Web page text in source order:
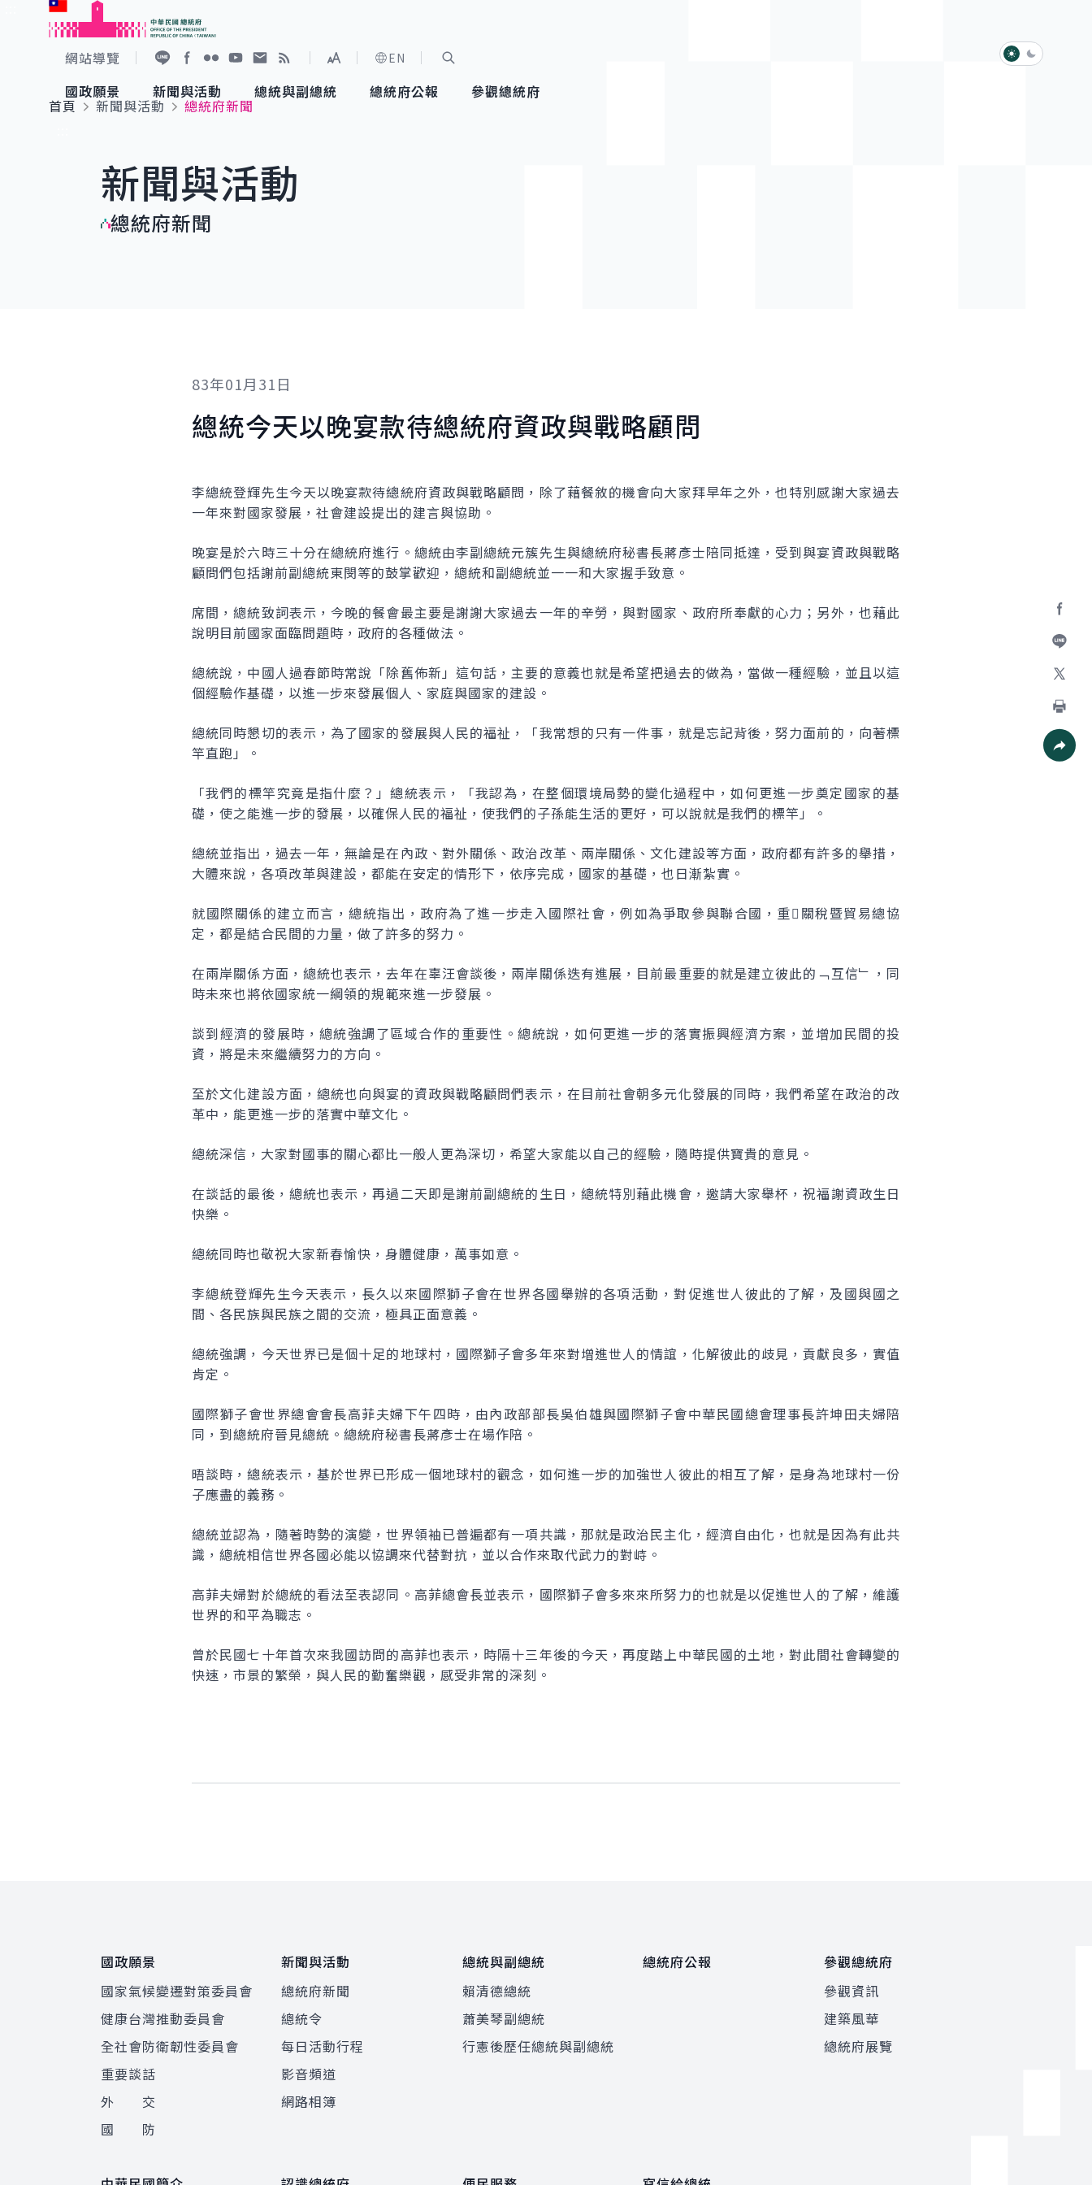
跳到主要內容
網站導覽
展開字級選單
EN
國政願景
國家氣候變遷對策委員會
重要談話
新聞與活動
總統府新聞
影音頻道
總統與副總統
賴清德總統
總統府公報 參觀總統府
參觀資訊
淺色模式
深色模式
首頁
新聞與活動
總統府新聞
新聞與活動
總統府新聞
加入好
列印
83年01月31日
總統今天以晚宴款待總統府資政與戰略顧問
李總統登輝先生今天以晚宴款待總統府資政與戰略顧問，除了藉餐敘的機會向大家拜早年之外，也特別感謝大家過去
一年來對國家發展，社會建設提出的建言與協助。
晚宴是於六時三十分在總統府進行。總統由李副總統元簇先生與總統府秘書長蔣彥士陪同抵達，受到與宴資政與戰略
顧問們包括謝前副總統東閔等的鼓掌歡迎，總統和副總統並一一和大家握手致意。
席間，總統致詞表示，今晚的餐會最主要是謝謝大家過去一年的辛勞，與對國家、政府所奉獻的心力；另外，也藉此
說明目前國家面臨問題時，政府的各種做法。
總統說，中國人過春節時常說「除舊佈新」這句話，主要的意義也就是希望把過去的做為，當做一種經驗，並且以這
個經驗作基礎，以進一步來發展個人、家庭與國家的建設。
總統同時懇切的表示，為了國家的發展與人民的福祉，「我常想的只有一件事，就是忘記背後，努力面前的，向著標
竿直跑」。
「我們的標竿究竟是指什麼？」總統表示，「我認為，在整個環境局勢的變化過程中，如何更進一步奠定國家的基
礎，使之能進一步的發展，以確保人民的福祉，使我們的子孫能生活的更好，可以說就是我們的標竿」。
總統並指出，過去一年，無論是在內政、對外關係、政治改革、兩岸關係、文化建設等方面，政府都有許多的舉措，
大體來說，各項改革與建設，都能在安定的情形下，依序完成，國家的基礎，也日漸紮實。
就國際關係的建立而言，總統指出，政府為了進一步走入國際社會，例如為爭取參與聯合國，重關稅暨貿易總協
定，都是結合民間的力量，做了許多的努力。
在兩岸關係方面，總統也表示，去年在辜汪會談後，兩岸關係迭有進展，目前最重要的就是建立彼此的﹁互信﹂，同
時未來也將依國家統一綱領的規範來進一步發展。
談到經濟的發展時，總統強調了區域合作的重要性。總統說，如何更進一步的落實振興經濟方案，並增加民間的投
資，將是未來繼續努力的方向。
至於文化建設方面，總統也向與宴的資政與戰略顧問們表示，在目前社會朝多元化發展的同時，我們希望在政治的改
革中，能更進一步的落實中華文化。
總統深信，大家對國事的關心都比一般人更為深切，希望大家能以自己的經驗，隨時提供寶貴的意見。
在談話的最後，總統也表示，再過二天即是謝前副總統的生日，總統特別藉此機會，邀請大家舉杯，祝福謝資政生日
快樂。
總統同時也敬祝大家新春愉快，身體健康，萬事如意。
李總統登輝先生今天表示，長久以來國際獅子會在世界各國舉辦的各項活動，對促進世人彼此的了解，及國與國之
間、各民族與民族之間的交流，極具正面意義。
總統強調，今天世界已是個十足的地球村，國際獅子會多年來對增進世人的情誼，化解彼此的歧見，貢獻良多，實值
肯定。
國際獅子會世界總會會長高菲夫婦下午四時，由內政部部長吳伯雄與國際獅子會中華民國總會理事長許坤田夫婦陪
同，到總統府晉見總統。總統府秘書長蔣彥士在場作陪。
晤談時，總統表示，基於世界已形成一個地球村的觀念，如何進一步的加強世人彼此的相互了解，是身為地球村一份
子應盡的義務。
總統並認為，隨著時勢的演變，世界領袖已普遍都有一項共識，那就是政治民主化，經濟自由化，也就是因為有此共
識，總統相信世界各國必能以協調來代替對抗，並以合作來取代武力的對峙。
高菲夫婦對於總統的看法至表認同。高菲總會長並表示，國際獅子會多來來所努力的也就是以促進世人的了解，維護
世界的和平為職志。
曾於民國七十年首次來我國訪問的高菲也表示，時隔十三年後的今天，再度踏上中華民國的土地，對此間社會轉變的
快速，市景的繁榮，與人民的勤奮樂觀，感受非常的深刻。
國政願景
國家氣候變遷對策委員會
健康台灣推動委員會
全社會防衛韌性委員會
重要談話
外 交
國 防
新聞與活動
總統府新聞
總統令
每日活動行程
影音頻道
網路相簿
總統與副總統
賴清德總統
蕭美琴副總統
行憲後歷任總統與副總統
總統府公報
參觀總統府
參觀資訊
建築風華
總統府展覽